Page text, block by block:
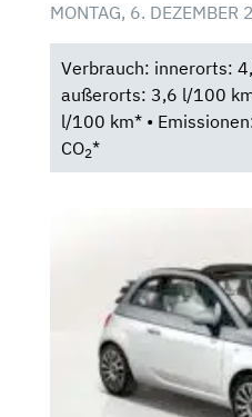
MONTAG, 6.
Verbrauch: innerorts:
außerorts: 3,6 l/100
l/100 km* •
CO2*